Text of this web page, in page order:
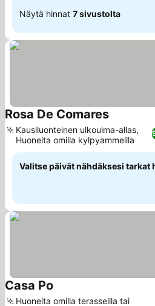
Näytä hinnat 7 sivustolta
Rosa De ComaresKatso
Kausiluonteinen ulkouima-allas,
Huoneita omilla kylpyammeilla
Valitse päivät nähdäksesi tarkat
Casa Po
Huoneita omilla terasseilla tai